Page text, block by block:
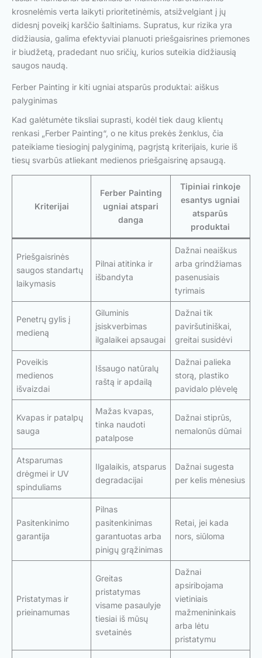
krosnelėmis verta laikyti prioritetinėmis, atsižvelgiant į jų
didesnį poveikį karščio šaltiniams. Supratus, kur rizika yra
didžiausia, galima efektyviai planuoti priešgaisrines priemones
ir biudžetą, pradedant nuo sričių, kurios suteikia didžiausią
saugos naudą.
Ferber Painting ir kiti ugniai atsparūs produktai: aiškus
palyginimas
Kad galėtumėte tiksliai suprasti, kodėl tiek daug klientų
renkasi „Ferber Painting“, o ne kitus prekės ženklus, čia
pateikiame tiesioginį palyginimą, pagrįstą kriterijais, kurie iš
tiesų svarbūs atliekant medienos priešgaisrinę apsaugą.
Kriterijai
Ferber Painting
ugniai atspari
danga
Tipiniai rinkoje
esantys ugniai
atsparūs
produktai
Priešgaisrinės
saugos standartų
laikymasis
Pilnai atitinka ir
išbandyta
Dažnai neaiškus
arba grindžiamas
pasenusiais
tyrimais
Penetrų gylis į
medieną
Giluminis
įsiskverbimas
ilgalaikei apsaugai
Dažnai tik
paviršutiniškai,
greitai susidėvi
Poveikis
medienos
išvaizdai
Išsaugo natūralų
raštą ir apdailą
Dažnai palieka
storą, plastiko
pavidalo plėvelę
Kvapas ir patalpų
sauga
Mažas kvapas,
tinka naudoti
patalpose
Dažnai stiprūs,
nemalonūs dūmai
Atsparumas
drėgmei ir UV
spinduliams
Ilgalaikis, atsparus
degradacijai
Dažnai sugesta
per kelis mėnesius
Pasitenkinimo
garantija
Pilnas
pasitenkinimas
garantuotas arba
pinigų grąžinimas
Retai, jei kada
nors, siūloma
Pristatymas ir
prieinamumas
Greitas
pristatymas
visame pasaulyje
tiesiai iš mūsų
svetainės
Dažnai
apsiribojama
vietiniais
mažmenininkais
arba lėtu
pristatymu